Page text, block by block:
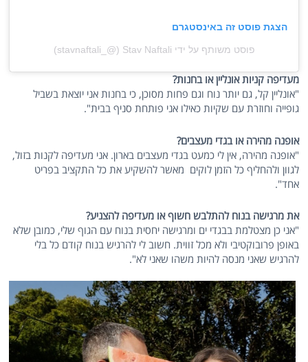
הצגת פוסט זה באינסטגרם
פוסט משותף על ידי ‏‎Stav Naftali‎‏ (@‏‎stavnaftali_‎‏)
מעדיפה קניות אונליין או בחנות?
"אונליין קל, גם יותר נוח וגם פחות מסוכן, כי בחנות אני יוצאת בשביל
גופייה וחוזרת עם שקיות כאילו אני פותחת סניף בבית".
אופנה מהירה או בגדי מעצבים?
"אופנה מהירה, אין לי כמעט בגדי מעצבים בארון. אני מעדיפה לקנות בזול,
לגוון ולהחליף כל הזמן לוקים מאשר להשקיע את כל התקציב בפריט
אחד".
את מרגישה בנוח להתלבש חשוף או מעדיפה להצניע?
"אני כן מצטלמת בבגדי ים ומרגישה יחסית בנוח עם הגוף שלי, כמובן שלא
באופן פרובוקטיבי ולא מכל זווית. חשוב לי להרגיש בנוח קודם כל בלי
להרגיש שאני מנסה להיות משהו שאני לא".